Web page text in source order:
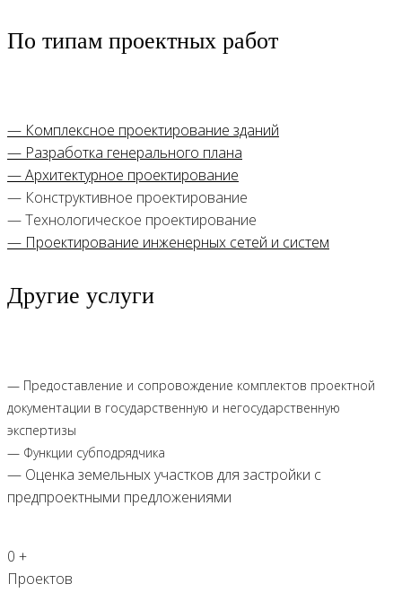
По типам проектных работ
— Комплексное проектирование зданий
— Разработка генерального плана
— Архитектурное проектирование
— Конструктивное проектирование
— Технологическое проектирование
— Проектирование инженерных сетей и систем
Другие услуги
— Предоставление и сопровождение комплектов проектной
документации в государственную и негосударственную
экспертизы
— Функции субподрядчика
— Оценка земельных участков для застройки с
предпроектными предложениями
0 +
Проектов